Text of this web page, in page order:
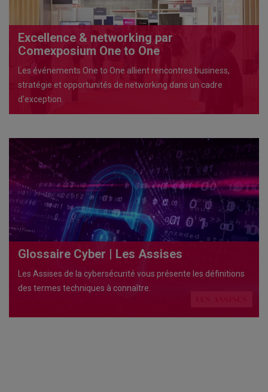
Excellence & networking par
Comexposium One to One
Les événements One to One allient rencontres business,
stratégie et opportunités de networking dans un cadre
d'exception.
Glossaire Cyber | Les Assises
Les Assises de la cybersécurité vous présente les définitions
des termes techniques à connaître.